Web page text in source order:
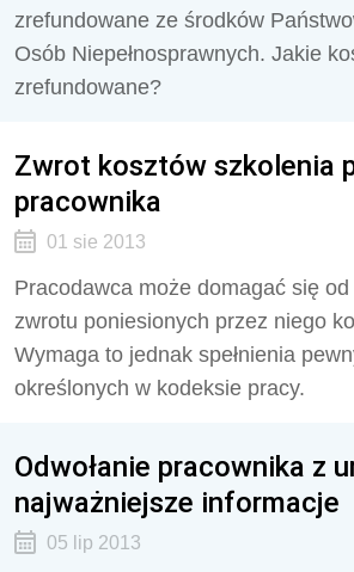
zrefundowane ze środków
Osób Niepełnosprawnych. Jakie
zrefundowane?
Zwrot kosztów szkolenia
pracownika
01 sie 2013
Pracodawca może domagać się
zwrotu poniesionych przez niego
Wymaga to jednak spełnienia
określonych w kodeksie pracy.
Odwołanie pracownika z
najważniejsze informacje
05 lip 2013